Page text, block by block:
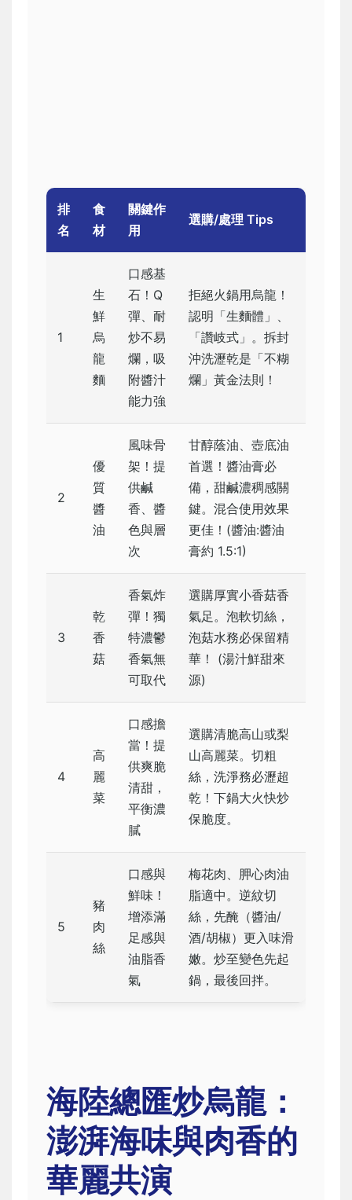
排
名
食
材
關鍵作
用
選購/處理 Tips
1
生
鮮
烏
龍
麵
口感基
石！Q
彈、耐
炒不易
爛，吸
附醬汁
能力強
拒絕火鍋用烏龍！
認明「生麵體」、
「讚岐式」。拆封
沖洗瀝乾是「不糊
爛」黃金法則！
2
優
質
醬
油
風味骨
架！提
供鹹
香、醬
色與層
次
甘醇蔭油、壺底油
首選！醬油膏必
備，甜鹹濃稠感關
鍵。混合使用效果
更佳！(醬油:醬油
膏約 1.5:1)
3
乾
香
菇
香氣炸
彈！獨
特濃鬱
香氣無
可取代
選購厚實小香菇香
氣足。泡軟切絲，
泡菇水務必保留精
華！ (湯汁鮮甜來
源)
4
高
麗
菜
口感擔
當！提
供爽脆
清甜，
平衡濃
膩
選購清脆高山或梨
山高麗菜。切粗
絲，洗淨務必瀝超
乾！下鍋大火快炒
保脆度。
5
豬
肉
絲
口感與
鮮味！
增添滿
足感與
油脂香
氣
梅花肉、胛心肉油
脂適中。逆紋切
絲，先醃（醬油/
酒/胡椒）更入味滑
嫩。炒至變色先起
鍋，最後回拌。
海陸總匯炒烏龍：
澎湃海味與肉香的
華麗共演